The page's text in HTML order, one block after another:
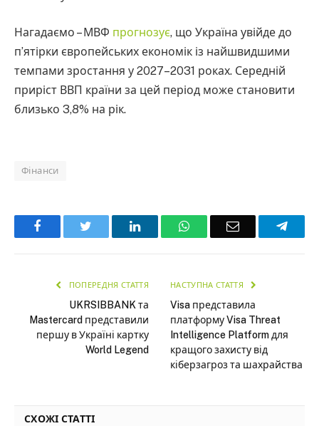
Нагадаємо – МВФ прогнозує, що Україна увійде до
п’ятірки європейських економік із найшвидшими
темпами зростання у 2027–2031 роках. Середній
приріст ВВП країни за цей період може становити
близько 3,8% на рік.
Фінанси
Facebook LinkedInWhatsAppEmail
ПОПЕРЕДНЯ СТАТТЯ
UKRSIBBANK та
Mastercard представили
першу в Україні картку
World Legend
НАСТУПНА СТАТТЯ
Visa представила
платформу Visa Threat
Intelligence Platform для
кращого захисту від
кіберзагроз та шахрайства
СХОЖІ СТАТТІ